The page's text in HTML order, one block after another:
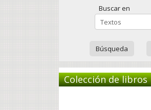
Buscar en
Búsqueda
Colección de libros